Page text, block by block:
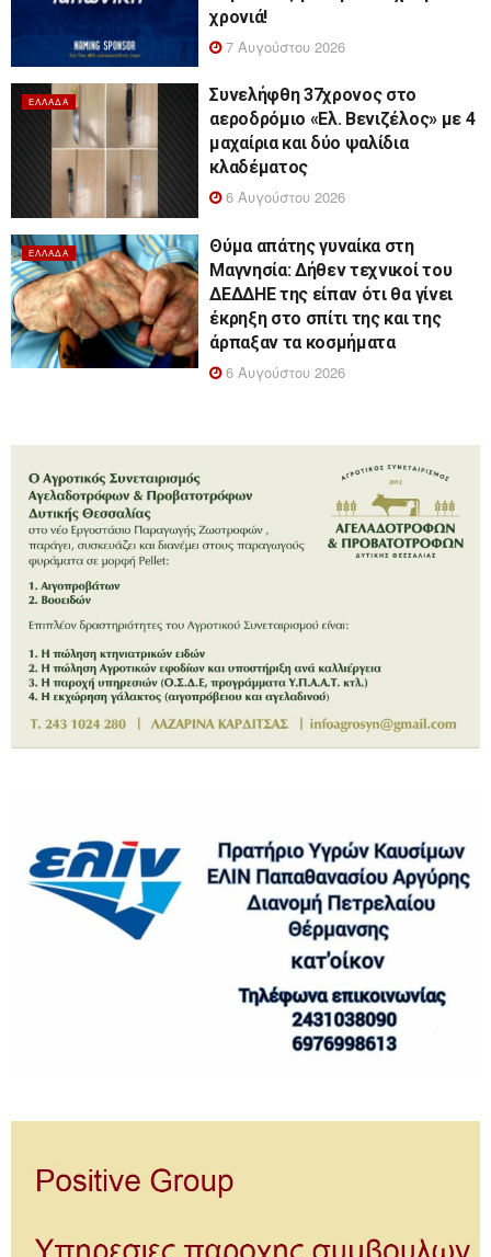
χρονιά!
7 Αυγούστου 2026
ΕΛΛΆΔΑ
Συνελήφθη 37χρονος στο
αεροδρόμιο «Ελ. Βενιζέλος» με 4
μαχαίρια και δύο ψαλίδια
κλαδέματος
6 Αυγούστου 2026
ΕΛΛΆΔΑ
Θύμα απάτης γυναίκα στη
Μαγνησία: Δήθεν τεχνικοί του
ΔΕΔΔΗΕ της είπαν ότι θα γίνει
έκρηξη στο σπίτι της και της
άρπαξαν τα κοσμήματα
6 Αυγούστου 2026